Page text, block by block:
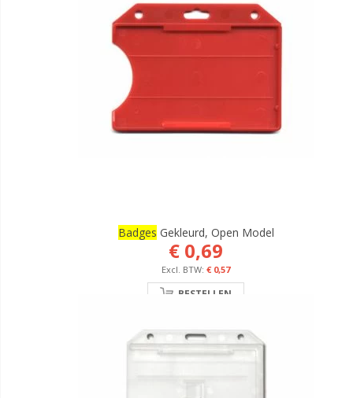
Badges Gekleurd, Open Model
€ 0,69
€ 0,57
BESTELLEN